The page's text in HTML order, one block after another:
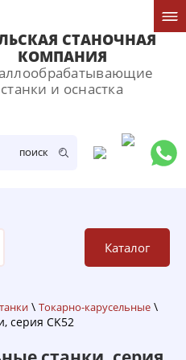
СТАНОЧНАЯ
КОМПАНИЯ
станки и оснастка
ПОИСК
Каталог
\ Токарно-карусельные \
серия CK52